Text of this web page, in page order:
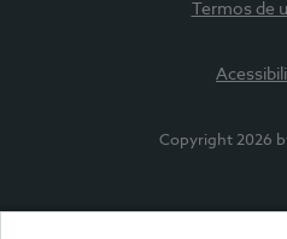
Termos de
Copyright 2026